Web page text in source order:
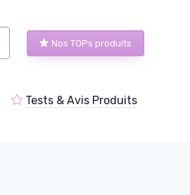
Nos TOPs produits
Tests & Avis Produits